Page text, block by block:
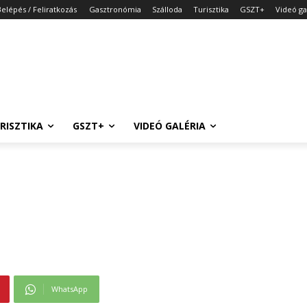
/ Feliratkozás Gasztronómia Szálloda Turisztika GSZT+ Videó
GSZT+ VIDEÓ GALÉRIA
WhatsApp